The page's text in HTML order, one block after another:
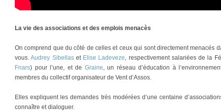
La vie des associations et des emplois menacès
On comprend que du côté de celles et ceux qui sont directement menacés
vous.Audrey Sibellaset Elise Ladeveze, respectivement salariées de la
Fnars) pour l’une, et de Graine, un réseau d’éducation à
membres du collectif organisateur de Vent d’Assos.
Elles expliquent les demandes très modérées d’une centaine
connaître et dialoguer.